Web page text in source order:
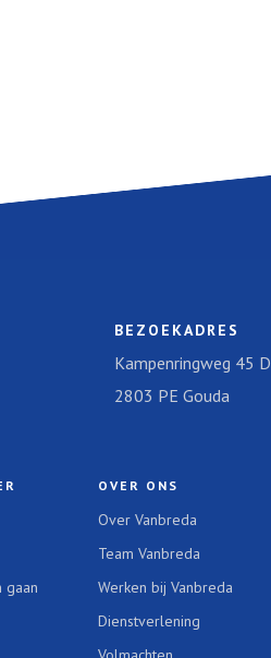
BEZOEKADRES
Kampenringweg 45 D
2803 PE Gouda
gaan
OVER ONS
Over Vanbreda
Team Vanbreda
Werken bij Vanbreda
Dienstverlening